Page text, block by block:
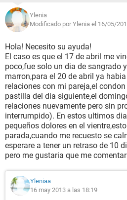
Ylenia
Modificado por Ylenia el 16/05/
Hola! Necesito su ayuda!
El caso es que el 17 de abril me
poco,fue solo un dia de sangrado
marron,para el 20 de abril ya
relaciones con mi pareja,el
pastilla del dia siguiente,el
relaciones nuevamente pero sin
interrumpido). En estos ultimos
pequeños dolores en el
parada,cuando me recuesto se
esperare a tener un retraso de 10
pero me gustaria que me
Yleniaa
16 may 2013 a las 18:19